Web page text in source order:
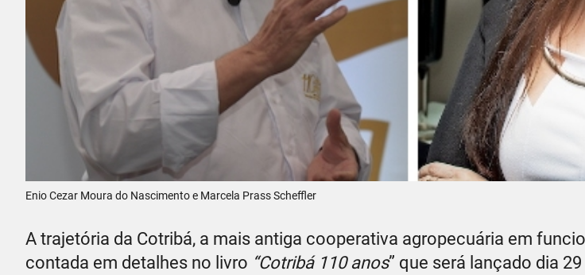
Enio Cezar Moura do Nascimento e Marcela Prass Scheffler
A trajetória da Cotribá, a mais antiga cooperativa agropecuária em
contada em detalhes no livro “Cotribá 110 anos” que será lançado dia